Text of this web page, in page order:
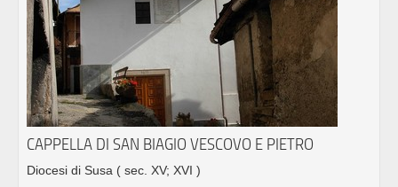
CAPPELLA DI SAN BIAGIO VESCOVO E PIETRO
Diocesi di Susa ( sec. XV; XVI )